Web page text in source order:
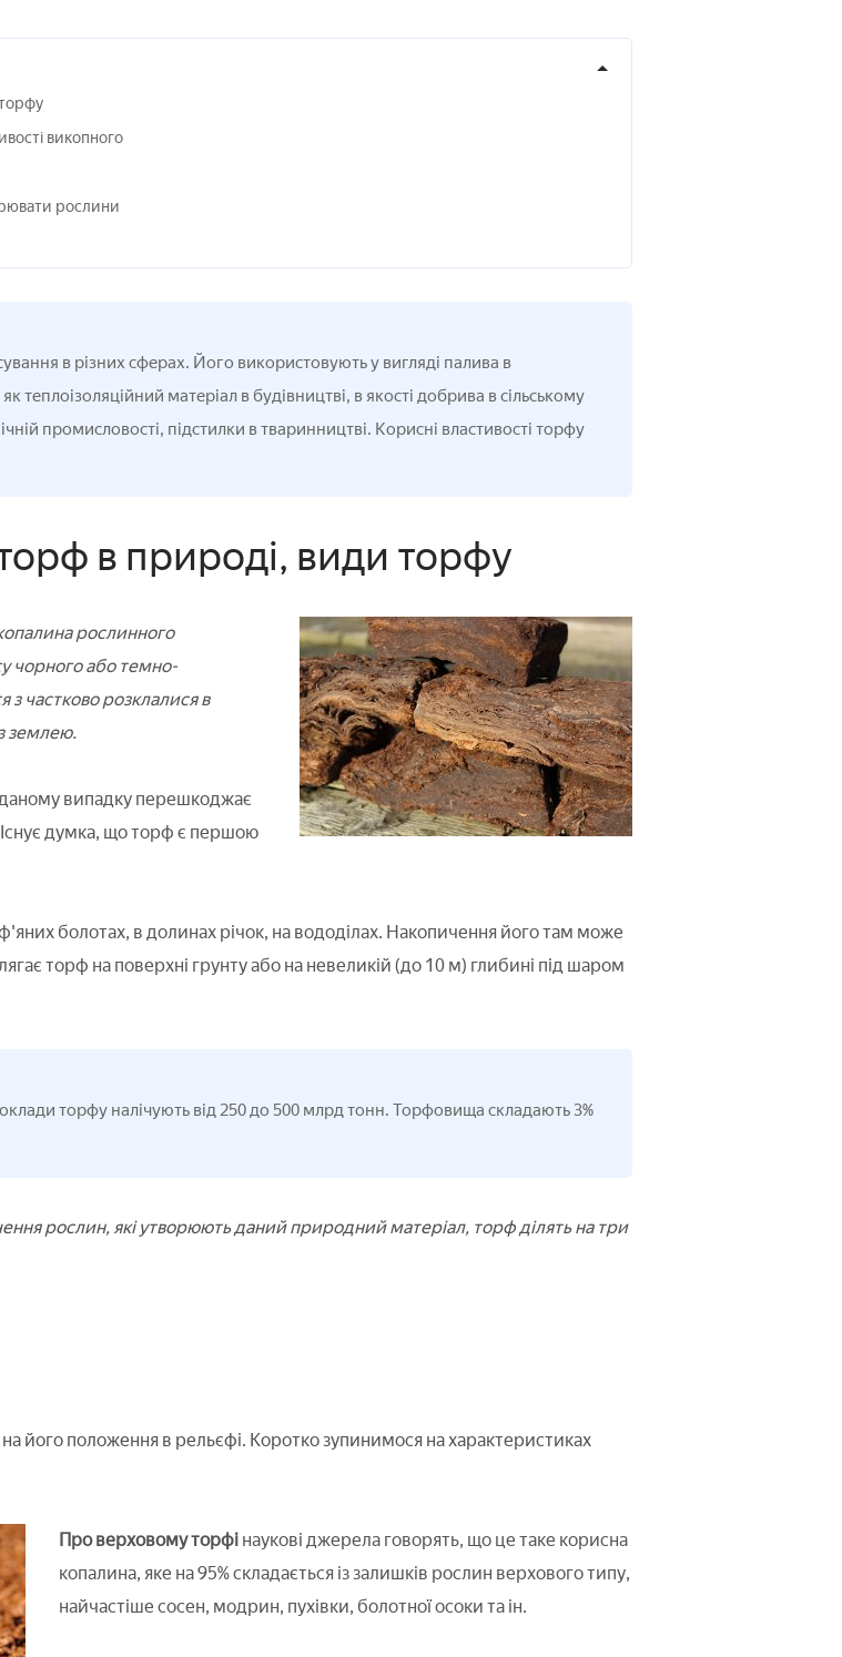
викопного
рослини
в різних сферах. Його використовують у вигляді палива в
теплоізоляційний матеріал в будівництві, в якості добрива в сільському
промисловості, підстилки в тваринництві. Корисні властивості торфу
в природі, види торфу
рослинного
чорного або темно-
з частково розклалися в
землею.
випадку перешкоджає
Існує думка, що торф є першою
болотах, в долинах річок, на вододілах. Накопичення його там може
торф на поверхні грунту або на невеликій (до 10 м) глибині під шаром
торфу налічують від 250 до 500 млрд тонн. Торфовища складають 3%
рослин, які утворюють даний природний матеріал, торф ділять на три
його положення в рельєфі. Коротко зупинимося на характеристиках
Про верховому торфі наукові джерела говорять, що це таке корисна
копалина, яке на 95% складається із залишків рослин верхового типу,
найчастіше сосен, модрин, пухівки, болотної осоки та ін.